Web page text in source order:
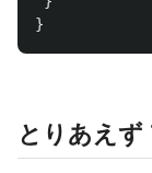
}
とりあえず